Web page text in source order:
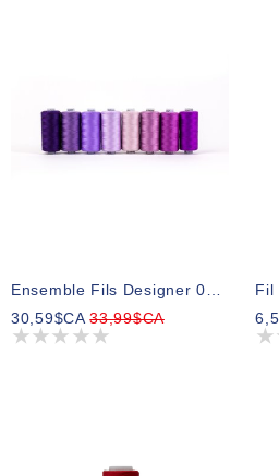
Ensemble Fils Designer 05 1000m (8 Bobines)
30,59$CA33,99$CA